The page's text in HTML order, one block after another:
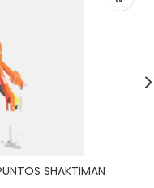
SHAKTIMAN